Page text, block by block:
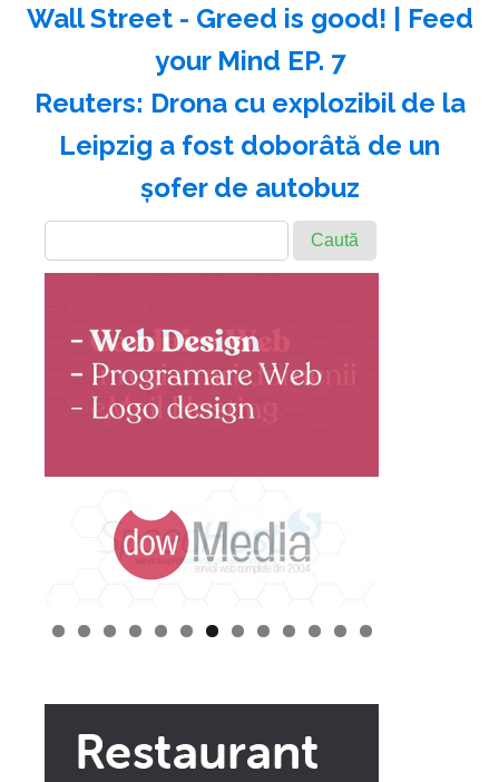
Wall Street - Greed is good! | Feed
your Mind EP. 7
Reuters: Drona cu explozibil de la
Leipzig a fost doborâtă de un
şofer de autobuz